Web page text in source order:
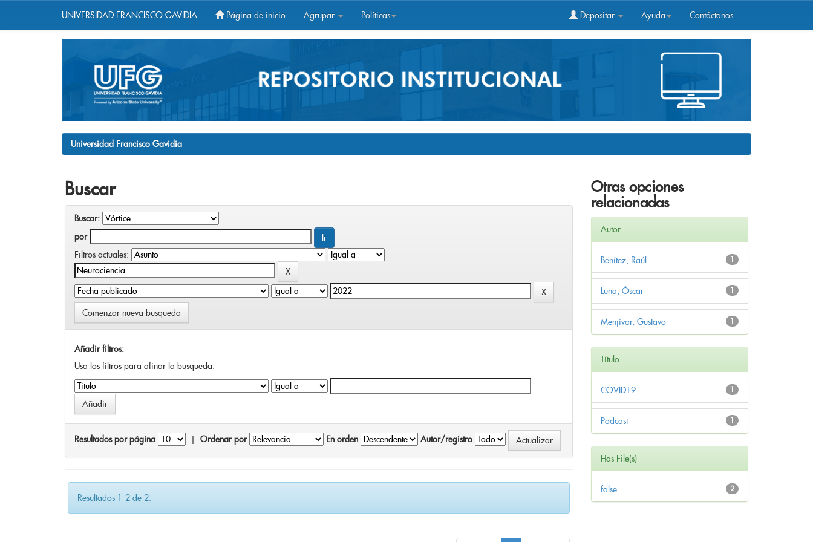
UNIVERSIDAD FRANCISCO GAVIDIA Página de inicio Agrupar Políticas Depositar Ayuda Contáctanos
Universidad Francisco Gavidia
Buscar
Buscar:
por
Filtros actuales:
Comenzar nueva busqueda
Añadir filtros:
Usa los filtros para afinar la busqueda.
Resultados por página Ordenar por En orden Autor/registro
Resultados 1-2 de 2.
Otras opciones
relacionadas
Autor
1
Benítez, Raúl
1
Luna, Óscar
1
Menjívar, Gustavo
Título
1
COVID19
1
Podcast
Has File(s)
2
false